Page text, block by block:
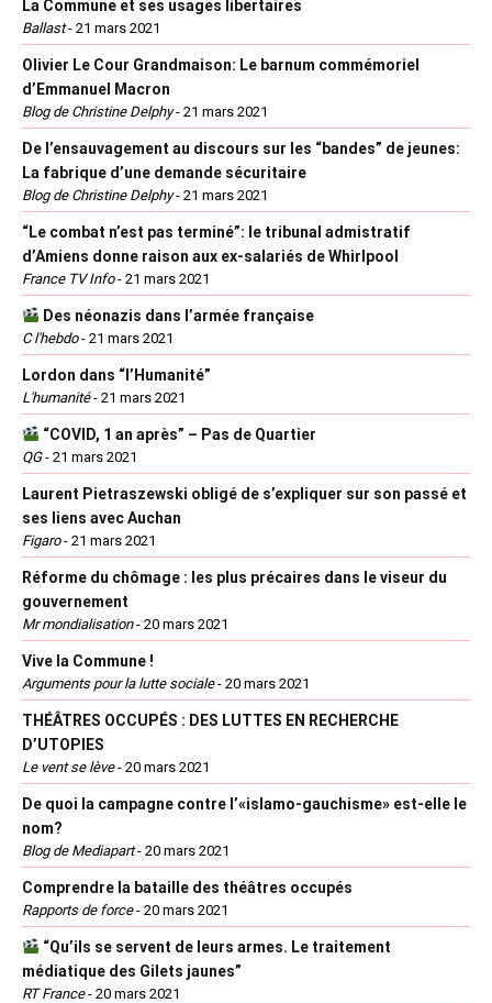
La Commune et ses usages libertaires
Ballast- 21 mars 2021
Olivier Le Cour Grandmaison: Le barnum commémoriel
d’Emmanuel Macron
Blog de Christine Delphy- 21 mars 2021
De l’ensauvagement au discours sur les “bandes” de jeunes:
La fabrique d’une demande sécuritaire
Blog de Christine Delphy- 21 mars 2021
“Le combat n’est pas terminé”: le tribunal admistratif
d’Amiens donne raison aux ex-salariés de Whirlpool
France TV Info- 21 mars 2021
Des néonazis dans l’armée française
C l'hebdo- 21 mars 2021
Lordon dans “l’Humanité”
L'humanité- 21 mars 2021
“COVID, 1 an après” – Pas de Quartier
QG- 21 mars 2021
Laurent Pietraszewski obligé de s’expliquer sur son passé et
ses liens avec Auchan
Figaro- 21 mars 2021
Réforme du chômage : les plus précaires dans le viseur du
gouvernement
Mr mondialisation- 20 mars 2021
Vive la Commune !
Arguments pour la lutte sociale- 20 mars 2021
THÉÂTRES OCCUPÉS : DES LUTTES EN RECHERCHE
D’UTOPIES
Le vent se lève- 20 mars 2021
De quoi la campagne contre l’«islamo-gauchisme» est-elle le
nom?
Blog de Mediapart- 20 mars 2021
Comprendre la bataille des théâtres occupés
Rapports de force- 20 mars 2021
“Qu’ils se servent de leurs armes. Le traitement
médiatique des Gilets jaunes”
RT France- 20 mars 2021